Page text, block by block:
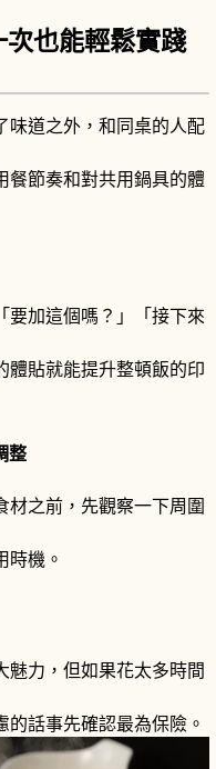
也能輕鬆實踐
味道之外，和同桌的人配
餐節奏和對共用鍋具的體
要加這個嗎？」「接下來
體貼就能提升整頓飯的印
整
材之前，先觀察一下周圍
時機。
魅力，但如果花太多時間
話事先確認最為保險。